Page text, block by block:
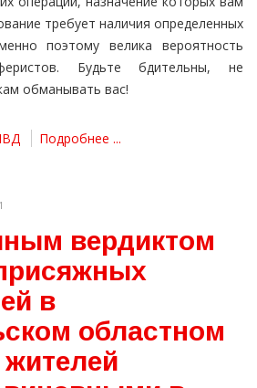
требует наличия определенных
поэтому велика вероятность
Будьте бдительны, не
обманывать вас!
Подробнее ...
вердиктом
в
областном